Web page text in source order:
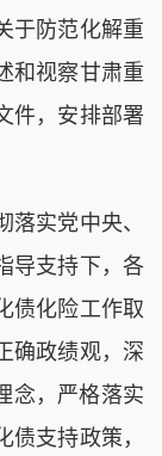
于防范化解重
和视察甘肃重
件，安排部署
实党中央、
导支持下，各
债化险工作取
确政绩观，深
念，严格落实
支持政策，